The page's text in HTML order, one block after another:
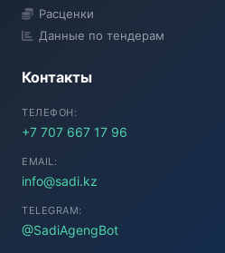
Расценки
Данные по тендерам
Контакты
ТЕЛЕФОН:
+7 707 667 17 96
EMAIL:
info@sadi.kz
TELEGRAM:
@SadiAgengBot